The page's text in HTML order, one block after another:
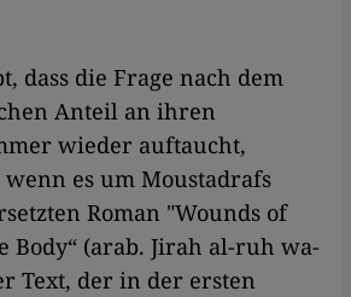
dass die Frage nach dem
Anteil an ihren
wieder auftaucht,
es um Moustadrafs
Roman "Wounds of
Body“ (arab. Jirah al-ruh wa-
Text, der in der ersten